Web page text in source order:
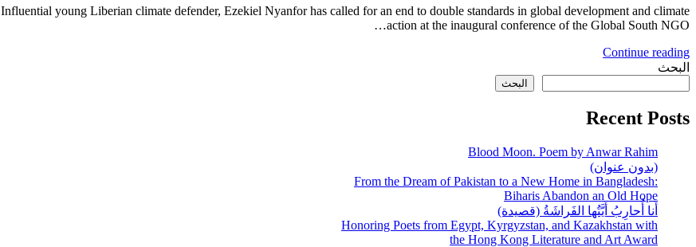
Influential young Liberian climate defender, Ezekiel Nyanfor has called for an end to double standards in global development and climate
action at the inaugural conference of the Global South NGO…
Continue reading
البحث
البحث
Recent Posts
Blood Moon. Poem by Anwar Rahim
(بدون عنوان)
From the Dream of Pakistan to a New Home in Bangladesh:
Biharis Abandon an Old Hope
أَنا أُحارِبُ أَيَّتُها الفَراشَةُ (قصيدة)
Honoring Poets from Egypt, Kyrgyzstan, and Kazakhstan with
the Hong Kong Literature and Art Award